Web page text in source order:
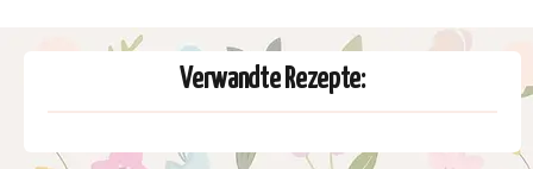
Verwandte Rezepte: